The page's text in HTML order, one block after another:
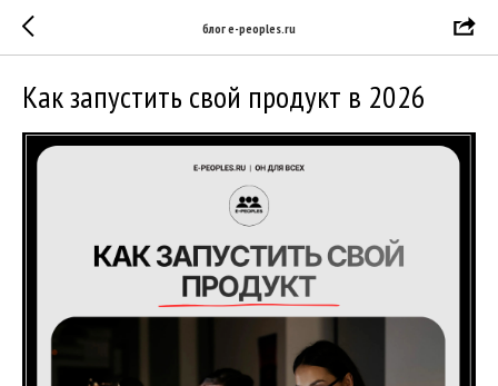
блог e-peoples.ru
Как запустить свой продукт в 2026